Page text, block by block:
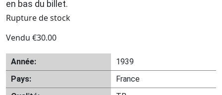
en bas du billet.
Rupture de stock
Vendu €30.00
Année:
1939
Pays:
France